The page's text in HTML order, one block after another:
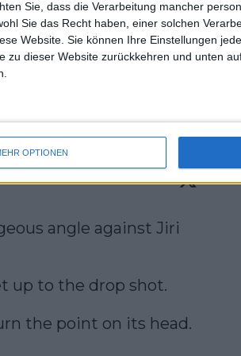
Sie, dass die Verarbeitung mancher
Sie das Recht haben, einer solchen
Website. Sie können Ihre Einstellungen
zu dieser Website zurückkehren und unten
OPTIONEN
mit Urteilen überschüttet.
das Mittel in seinen Körper
zu sein und möchte, dass
eine ein- bis zweijährige Sperre
angle against Jiri
up to the drop shot.
the point on its head.